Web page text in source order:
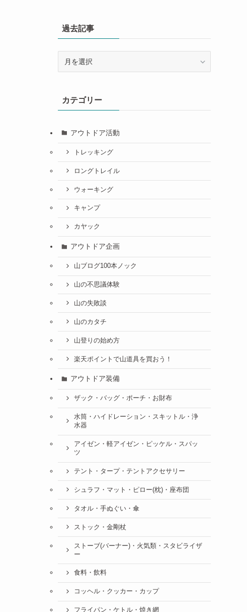
過去記事
カテゴリー
アウトドア活動
トレッキング
ロングトレイル
ウォーキング
キャンプ
カヤック
アウトドア企画
山ブログ100本ノック
山の不思議体験
山の失敗談
山のカタチ
山登りの始め方
楽天ポイントで山道具を買おう！
アウトドア装備
ザック・バッグ・ポーチ・お財布
水筒・ハイドレーション・スキットル・浄
水器
アイゼン・軽アイゼン・ピッケル・スパッ
ツ
テント・タープ・テントアクセサリー
シュラフ・マット・ピロー(枕)・座布団
タオル・手ぬぐい・傘
ストック・金剛杖
ストーブ(バーナー)・火気類・スタビライザ
ー
食料・飲料
コッヘル・クッカー・カップ
フライパン・ケトル・焼き網